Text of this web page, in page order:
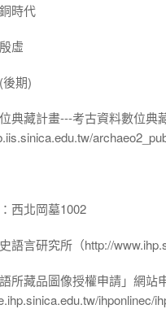
時代
虛
期)
典藏計畫---考古資料數位典
西北岡墓1002
語言研究所（http://
所藏品圖像授權申請」網站
ihponlinec/